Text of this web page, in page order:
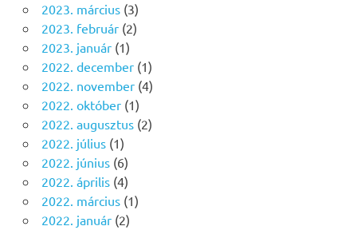
2023. március(3)
2023. február(2)
2023. január(1)
2022. december(1)
2022. november(4)
2022. október(1)
2022. augusztus(2)
2022. július(1)
2022. június(6)
2022. április(4)
2022. március(1)
2022. január(2)